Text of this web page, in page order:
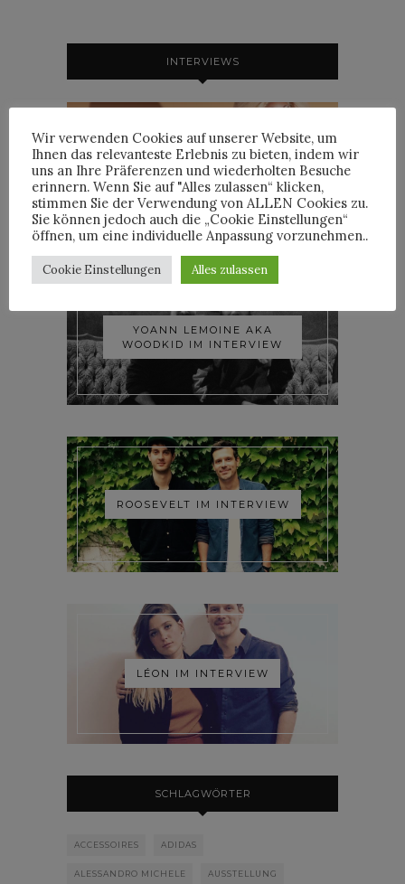
INTERVIEWS
TRIXIE MATTEL IM
INTERVIEW
YOANN LEMOINE AKA
WOODKID IM INTERVIEW
ROOSEVELT IM INTERVIEW
LÉON IM INTERVIEW
SCHLAGWÖRTER
ACCESSOIRES ADIDAS
ALESSANDRO MICHELE AUSSTELLUNG
Wir verwenden Cookies auf unserer Website, um
Ihnen das relevanteste Erlebnis zu bieten, indem wir
uns an Ihre Präferenzen und wiederholten Besuche
erinnern. Wenn Sie auf "Alles zulassen“ klicken,
stimmen Sie der Verwendung von ALLEN Cookies zu.
Sie können jedoch auch die „Cookie Einstellungen“
öffnen, um eine individuelle Anpassung vorzunehmen..
Cookie Einstellungen Alles zulassen